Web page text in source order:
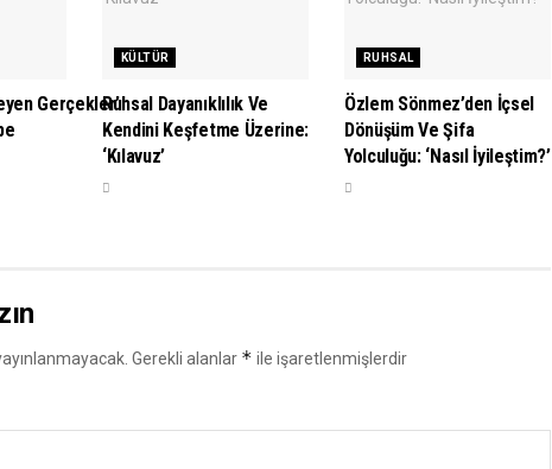
Gerçekler’
KÜLTÜR
Ruhsal Dayanıklılık Ve
Kendini Keşfetme Üzerine:
‘Kılavuz’
RUHSAL
Özlem Sönmez’den İçsel
Dönüşüm Ve Şifa
Yolculuğu: ‘Nasıl İyileştim?’
Gerekli alanlar * ile işaretlenmişlerdir